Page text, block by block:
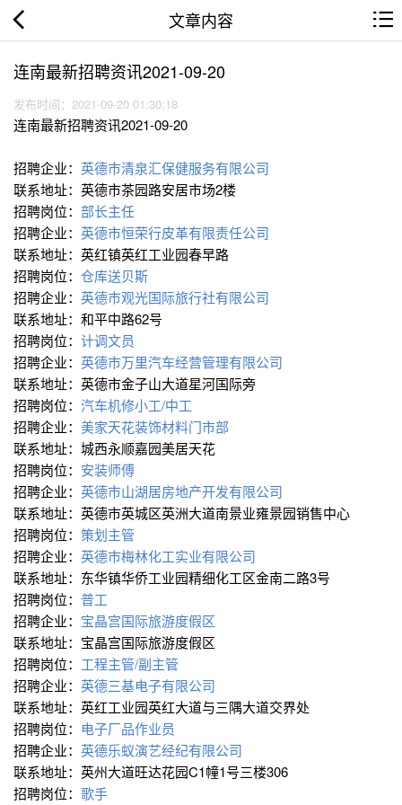
文章内容
连南最新招聘资讯2021-09-20
发布时间：2021-09-20 01:30:18
连南最新招聘资讯2021-09-20
招聘企业： 英德市清泉汇保健服务有限公司
联系地址：英德市茶园路安居市场2楼
招聘岗位： 部长主任
招聘企业： 英德市恒荣行皮革有限责任公司
联系地址：英红镇英红工业园春早路
招聘岗位： 仓库送贝斯
招聘企业： 英德市观光国际旅行社有限公司
联系地址：和平中路62号
招聘岗位： 计调文员
招聘企业： 英德市万里汽车经营管理有限公司
联系地址：英德市金子山大道星河国际旁
招聘岗位： 汽车机修小工/中工
招聘企业： 美家天花装饰材料门市部
联系地址：城西永顺嘉园美居天花
招聘岗位： 安装师傅
招聘企业： 英德市山湖居房地产开发有限公司
联系地址：英德市英城区英洲大道南景业雍景园销售中心
招聘岗位： 策划主管
招聘企业： 英德市梅林化工实业有限公司
联系地址：东华镇华侨工业园精细化工区金南二路3号
招聘岗位： 普工
招聘企业： 宝晶宫国际旅游度假区
联系地址：宝晶宫国际旅游度假区
招聘岗位： 工程主管/副主管
招聘企业： 英德三基电子有限公司
联系地址：英红工业园英红大道与三隅大道交界处
招聘岗位： 电子厂品作业员
招聘企业： 英德乐蚁演艺经纪有限公司
联系地址：英州大道旺达花园C1幢1号三楼306
招聘岗位： 歌手